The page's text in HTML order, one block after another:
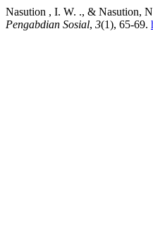
Nasution , I. W. ., & Nasution,
Pengabdian Sosial, 3(1), 65-69.